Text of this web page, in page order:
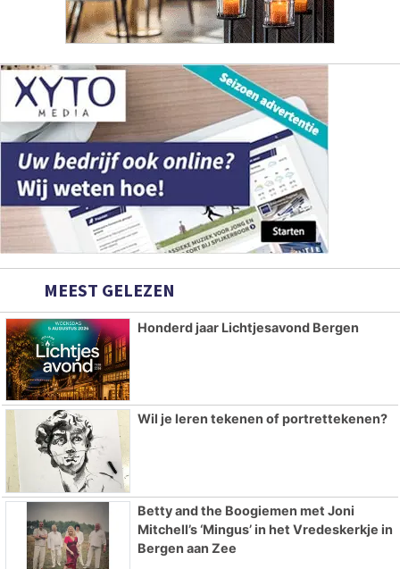
MEEST GELEZEN
Honderd jaar Lichtjesavond Bergen
Wil je leren tekenen of portrettekenen?
Betty and the Boogiemen met Joni
Mitchell’s ‘Mingus’ in het Vredeskerkje in
Bergen aan Zee